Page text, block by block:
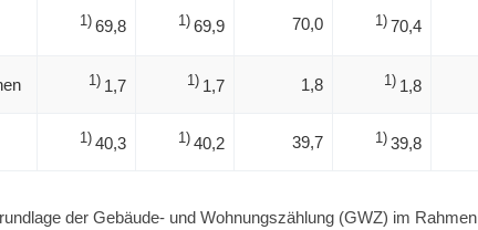
1) 69,8 1) 69,9 70,0 1) 70,4
1) 1,7 1) 1,7 1,8 1) 1,8
1) 40,3 1) 40,2 39,7 1) 39,8
der Gebäude- und Wohnungszählung (GWZ) im